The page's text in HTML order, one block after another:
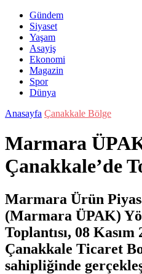
Gündem
Siyaset
Yaşam
Asayiş
Ekonomi
Magazin
Spor
Dünya
Anasayfa Çanakkale Bölge
Marmara
Çanakkale’de
Marmara Ürün
(Marmara ÜPAK)
Toplantısı, 08
Çanakkale Ticaret
sahipliğinde